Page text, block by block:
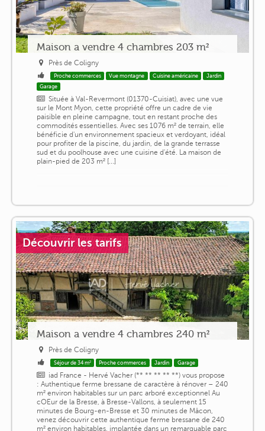
Maison a vendre 4 chambres 203 m²
Près de Coligny
Proche commerces Vue montagne Cuisine américaine
Jardin
Garage
Située à Val-Revermont (01370-Cuisiat), avec une vue
sur le Mont Myon, cette propriété offre un cadre de vie
paisible en pleine campagne, tout en restant proche des
commodités essentielles. Avec ses 1076 m² de terrain, elle
bénéficie d'un environnement spacieux et verdoyant, idéal
pour profiter de la piscine, du jardin, de la grande terrasse
sud et du poolhouse avec une cuisine d'été. La maison de
plain-pied de 203 m² [...]
Découvrir les tarifs
Maison a vendre 4 chambres 240 m²
Près de Coligny
Séjour de 34 m² Proche commerces Jardin Garage
iad France - Hervé Vacher (** ** ** ** **) vous propose
: Authentique ferme bressane de caractère à rénover – 240
m² environ habitables sur un parc arboré exceptionnel Au
cOEur de la Bresse, à Bresse-Vallons, à seulement 15
minutes de Bourg-en-Bresse et 30 minutes de Mâcon,
venez découvrir cette authentique ferme bressane de 240
m² environ habitables, implantée dans un remarquable parc